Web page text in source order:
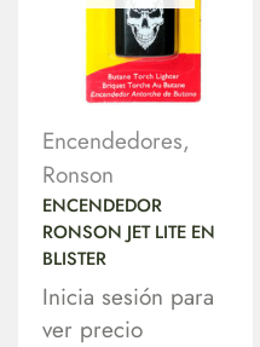
Encendedores,
Ronson
ENCENDEDOR
RONSON JET LITE EN
BLISTER
Inicia sesión para
ver precio